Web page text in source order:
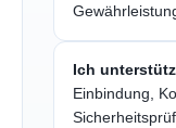
Ich
Einbindung,